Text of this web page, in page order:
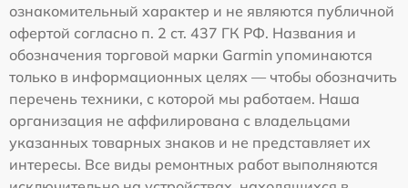
ознакомительный характер и не являются публичной
офертой согласно п. 2 ст. 437 ГК РФ. Названия и
обозначения торговой марки Garmin упоминаются
только в информационных целях — чтобы обозначить
перечень техники, с которой мы работаем. Наша
организация не аффилирована с владельцами
указанных товарных знаков и не представляет их
интересы. Все виды ремонтных работ выполняются